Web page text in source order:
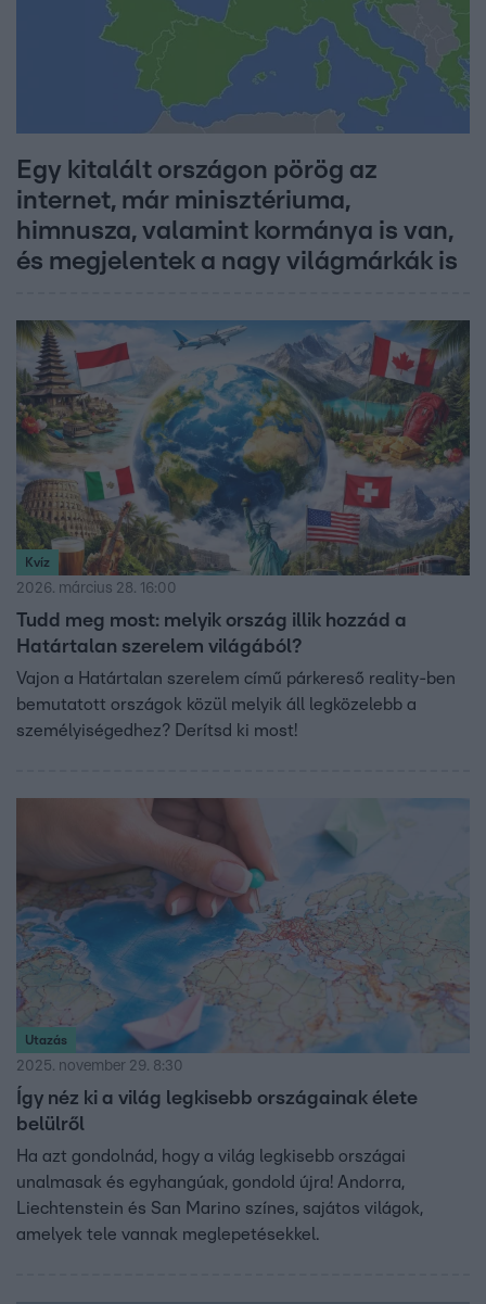
Egy kitalált országon pörög az
internet, már minisztériuma,
himnusza, valamint kormánya is van,
és megjelentek a nagy világmárkák is
Kvíz
2026. március 28. 16:00
Tudd meg most: melyik ország illik hozzád a
Határtalan szerelem világából?
Vajon a Határtalan szerelem című párkereső reality-ben
bemutatott országok közül melyik áll legközelebb a
személyiségedhez? Derítsd ki most!
Utazás
2025. november 29. 8:30
Így néz ki a világ legkisebb országainak élete
belülről
Ha azt gondolnád, hogy a világ legkisebb országai
unalmasak és egyhangúak, gondold újra! Andorra,
Liechtenstein és San Marino színes, sajátos világok,
amelyek tele vannak meglepetésekkel.